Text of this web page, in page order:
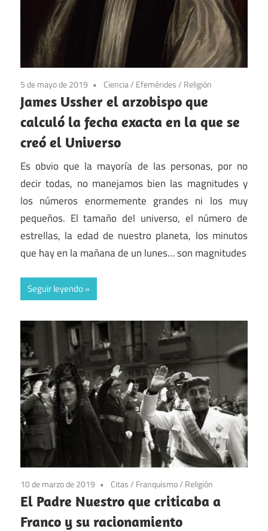
5 de mayo de 2019 Ciencia/ Efemérides/ Religión
James Ussher el arzobispo que
calculó la fecha exacta en la que se
creó el Universo
Es obvio que la mayoría de las personas, por no
decir todas, no manejamos bien las magnitudes y
los números enormemente grandes ni los muy
pequeños. El tamaño del universo, el número de
estrellas, la edad de nuestro planeta, los minutos
que hay en la mañana de un lunes… son magnitudes
Seguir leyendo
10 de marzo de 2019 Citas/ Franquismo/ Religión
El Padre Nuestro que criticaba a
Franco y su racionamiento